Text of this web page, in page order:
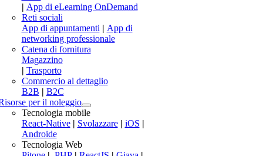
| App di eLearning OnDemand
Reti sociali
App di appuntamenti| App di
networking professionale
Catena di fornitura
Magazzino
| Trasporto
Commercio al dettaglio
B2B | B2C
per il noleggio
Tecnologia mobile
React-Native| Svolazzare| iOS |
Androide
Tecnologia Web